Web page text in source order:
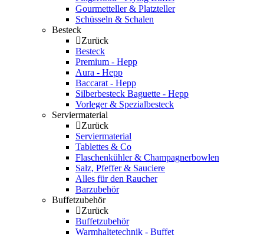
Gourmetteller & Platzteller
Schüsseln & Schalen
Besteck
Zurück
Besteck
Premium - Hepp
Aura - Hepp
Baccarat - Hepp
Silberbesteck Baguette - Hepp
Vorleger & Spezialbesteck
Serviermaterial
Zurück
Serviermaterial
Tablettes & Co
Flaschenkühler & Champagnerbowlen
Salz, Pfeffer & Sauciere
Alles für den Raucher
Barzubehör
Buffetzubehör
Zurück
Buffetzubehör
Warmhaltetechnik - Buffet